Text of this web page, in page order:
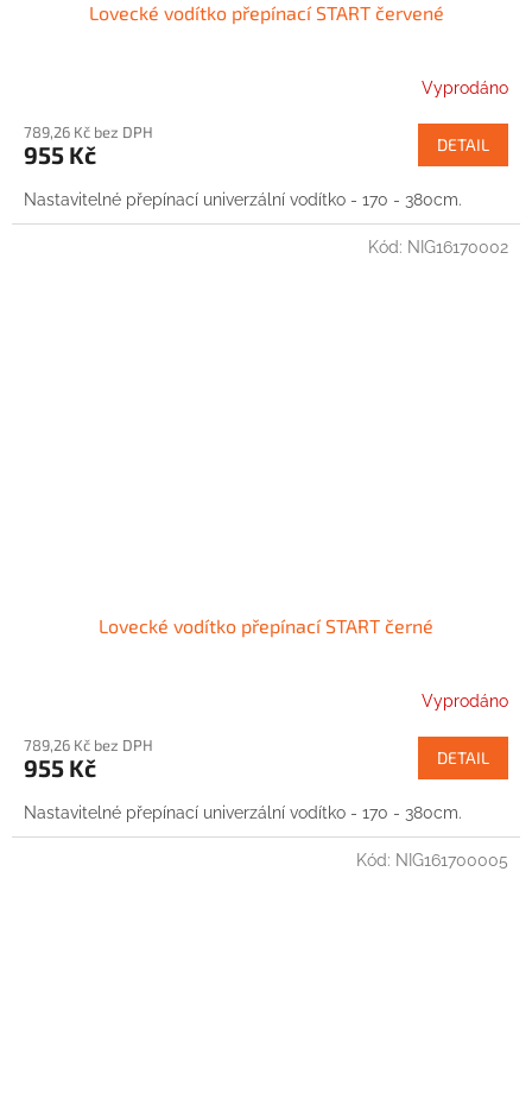
Lovecké vodítko přepínací START červené
Vyprodáno
789,26 Kč bez DPH
955 Kč DETAIL
Nastavitelné přepínací univerzální vodítko - 170 - 380cm.
Lovecké vodítko přepínací START černé
Vyprodáno
789,26 Kč bez DPH
955 Kč DETAIL
Nastavitelné přepínací univerzální vodítko - 170 - 380cm.
Kód: NIG16170002
Kód: NIG161700005